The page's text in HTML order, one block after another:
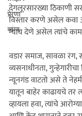
प्रेरणा
व्यंग्य
देगलूरसारख्या ठिकाणी
विस्तार करणे असेल कवा
न्याय देणे असेल त्यांचे
वडार समाज, सावळा रंग,
व्यसनाधीनता,
न्यूनगंड वाटतो असे ते
यातून बाहेर काढायचे तर
व्हायला हवा, त्यांचे